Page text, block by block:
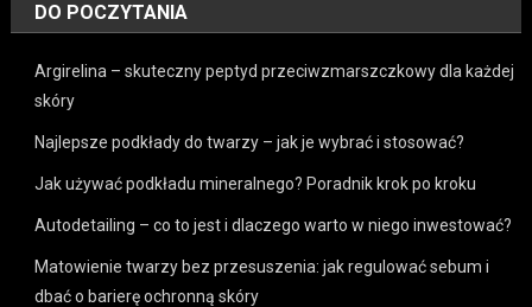
DO POCZYTANIA
Argirelina – skuteczny peptyd przeciwzmarszczkowy dla każdej
skóry
Najlepsze podkłady do twarzy – jak je wybrać i stosować?
Jak używać podkładu mineralnego? Poradnik krok po kroku
Autodetailing – co to jest i dlaczego warto w niego inwestować?
Matowienie twarzy bez przesuszenia: jak regulować sebum i
dbać o barierę ochronną skóry